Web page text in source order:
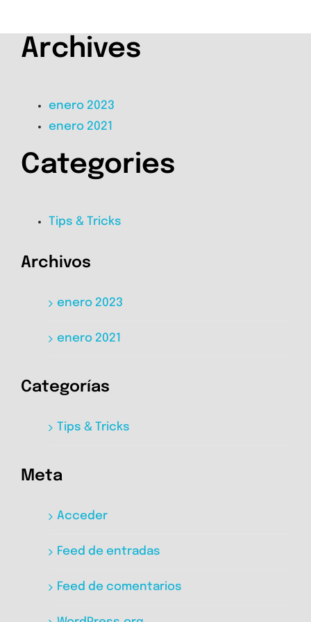
Archives
enero 2023
enero 2021
Categories
Tips & Tricks
Archivos
enero 2023
enero 2021
Categorías
Tips & Tricks
Meta
Acceder
Feed de entradas
Feed de comentarios